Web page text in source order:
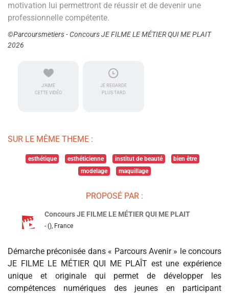
motivation lui permettront de réussir et de devenir une
professionnelle compétente.
©Parcoursmetiers - Concours JE FILME LE MÉTIER QUI ME PLAIT
2026
J'AIME
CETTE VIDÉO
JE REGARDE
PLUS TARD
SUR LE MÊME THEME :
esthétique esthéticienne institut de beauté
bien être
modelage
maquillage
PROPOSÉ PAR :
Concours JE FILME LE MÉTIER QUI ME PLAIT
- (), France
Démarche préconisée dans « Parcours Avenir » le concours
JE FILME LE MÉTIER QUI ME PLAÎT est une expérience
unique et originale qui permet de développer les
compétences numériques des jeunes en participant